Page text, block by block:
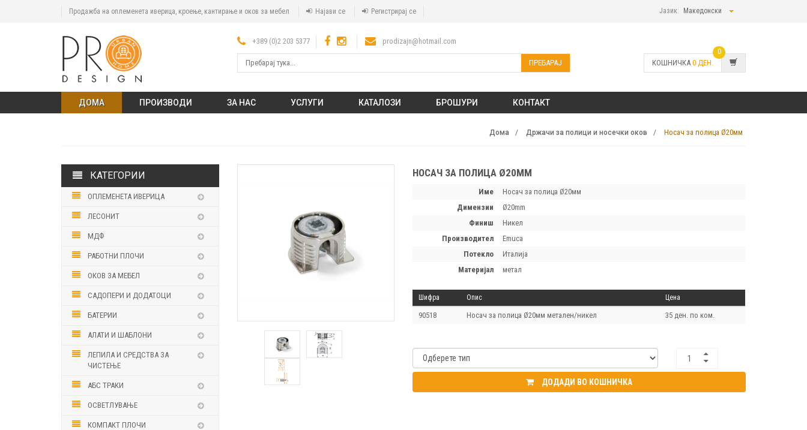
Продажба на оплеменета иверица, кроење, кантирање и оков за мебел Најави се Регистрирај се Јазик: Македонски
+389 (0)2 203 5377 prodizajn@hotmail.com
ПРЕБАРАЈ КОШНИЧКА 0 ДЕН.
0
ДОМА ПРОИЗВОДИ ЗА НАС УСЛУГИ КАТАЛОЗИ БРОШУРИ КОНТАКТ
Дома Држачи за полици и носечки оков Носач за полица Ø20мм
КАТЕГОРИИ
ОПЛЕМЕНЕТА ИВЕРИЦА
ЛЕСОНИТ
МДФ
РАБОТНИ ПЛОЧИ
ОКОВ ЗА МЕБЕЛ
САДОПЕРИ И ДОДАТОЦИ
БАТЕРИИ
АЛАТИ И ШАБЛОНИ
ЛЕПИЛА И СРЕДСТВА ЗА
ЧИСТЕЊЕ
АБС ТРАКИ
ОСВЕТЛУВАЊЕ
КОМПАКТ ПЛОЧИ
НОСАЧ ЗА ПОЛИЦА Ø20ММ
Име
Носач за полица Ø20мм
димензии
Ø20mm
финиш
Никел
производител
Emuca
потекло
Италија
материјал
метал
Шифра Опис Цена
90518 Носач за полица Ø20мм метален/никел 35 ден. по ком.
ДОДАДИ ВО КОШНИЧКА